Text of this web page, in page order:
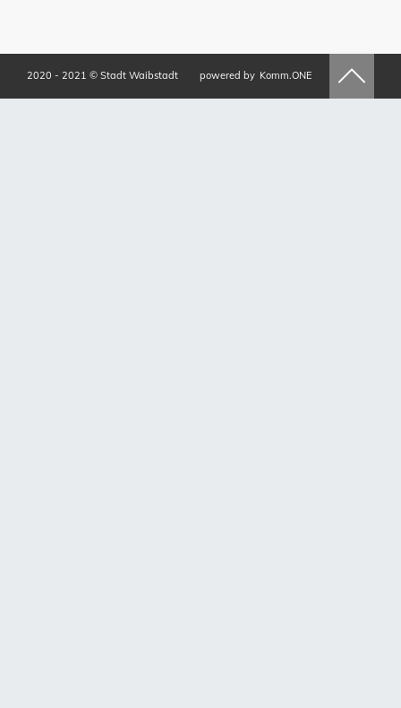
2020 - 2021 © Stadt Waibstadt powered by Komm.ONE